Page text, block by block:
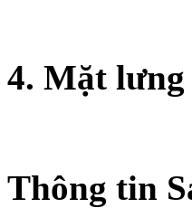
4. Mặt lưng
Thông tin